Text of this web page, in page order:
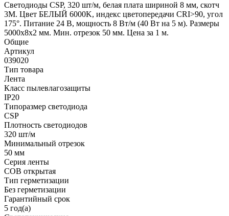
Светодиоды CSP, 320 шт/м, белая плата шириной 8 мм, скотч
3M. Цвет БЕЛЫЙ 6000K, индекс цветопередачи CRI>90, угол
175°. Питание 24 В, мощность 8 Вт/м (40 Вт на 5 м). Размеры
5000х8х2 мм. Мин. отрезок 50 мм. Цена за 1 м.
Общие
Артикул
039020
Тип товара
Лента
Класс пылевлагозащиты
IP20
Типоразмер светодиода
CSP
Плотность светодиодов
320 шт/м
Минимальный отрезок
50 мм
Серия ленты
COB открытая
Тип герметизации
Без герметизации
Гарантийный срок
5 год(а)